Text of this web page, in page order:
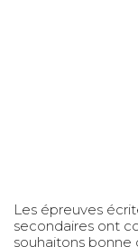
Les épreuves
secondaires ont
souhaitons bonne